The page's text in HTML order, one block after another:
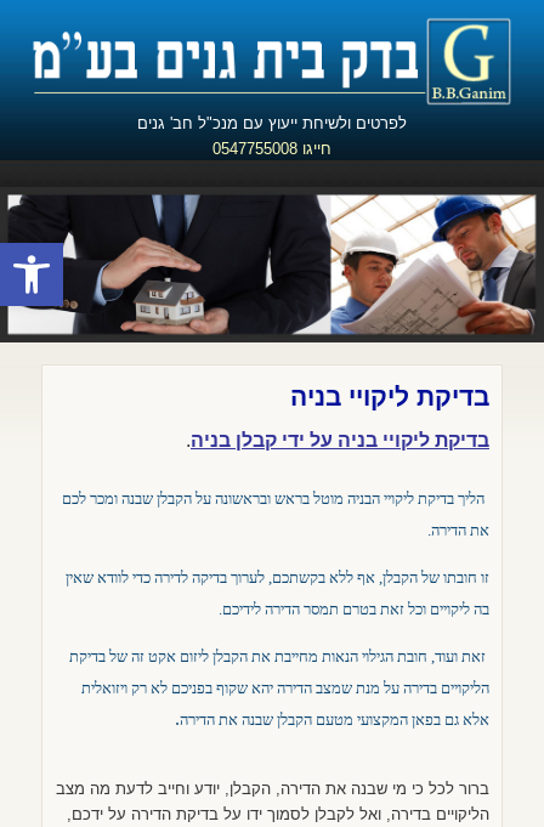
לפרטים ולשיחת ייעוץ עם מנכ"ל חב' גנים
חייגו 0547755008
בדיקת ליקויי בניה
בדיקת ליקויי בניה על ידי קבלן בניה.
הליך בדיקת ליקויי הבניה מוטל בראש ובראשונה על הקבלן שבנה ומכר לכם
את הדירה.
זו חובתו של הקבלן, אף ללא בקשתכם, לערוך בדיקה לדירה כדי לוודא שאין
בה ליקויים וכל זאת בטרם תמסר הדירה לידיכם.
זאת ועוד, חובת הגילוי הנאות מחייבת את הקבלן ליזום אקט זה של בדיקת
הליקויים בדירה על מנת שמצב הדירה יהא שקוף בפניכם לא רק ויזואלית
אלא גם בפאן המקצועי מטעם הקבלן שבנה את הדירה.
ברור לכל כי מי שבנה את הדירה, הקבלן, יודע וחייב לדעת מה מצב
הליקויים בדירה, ואל לקבלן לסמוך ידו על בדיקת הדירה על ידכם,